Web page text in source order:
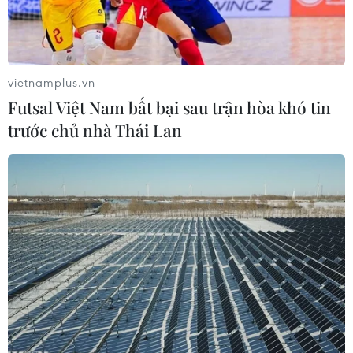
U16 Việt Nam để thua đáng tiếc 1-2 trước U16 Australia, qua đó
chưa thể giành vé đi tiếp tới với Vòng chung kết U16 châu Á
2020. (Ảnh: Như Đạt)
U16 Việt Nam nhập cuộc chủ động trước U16
Australia ở lượt trận cuối bảng H tại vòng loại
vietnamplus.vn
Futsal Việt Nam bất bại sau trận hòa khó tin
trước chủ nhà Thái Lan